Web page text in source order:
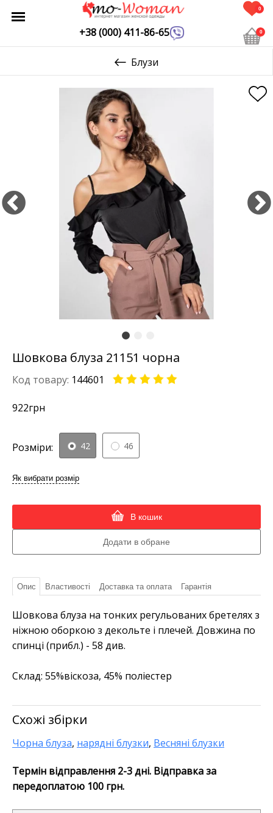
+38 (000) 411-86-65
0
0
Блузи
Шовкова блуза 21151 чорна
Код товару: 144601
922грн
Розміри: 42 46
Як вибрати розмір
В кошик
Опис Властивості Доставка та оплата Гарантія
Шовкова блуза на тонких регульованих бретелях з
ніжною оборкою з декольте і плечей. Довжина по
спинці (прибл.) - 58 див.
Склад: 55%віскоза, 45% поліестер
Схожі збірки
Чорна блуза, нарядні блузки, Весняні блузки
Термін відправлення 2-3 дні. Відправка за
передоплатою 100 грн.